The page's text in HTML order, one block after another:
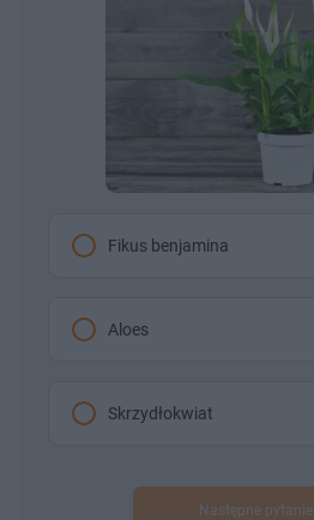
Fikus benjamina
Aloes
Skrzydłokwiat
Następne pytanie